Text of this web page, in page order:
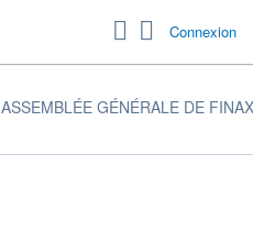
Connexion
ASSEMBLÉE GÉNÉRALE DE